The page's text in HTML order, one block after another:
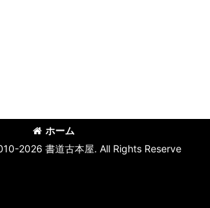
ホーム
2026 書道古本屋. All Rights Reserve